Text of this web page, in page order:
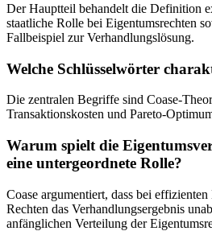
Der Hauptteil behandelt die Definition
staatliche Rolle bei Eigentumsrechten
Fallbeispiel zur Verhandlungslösung.
Welche Schlüsselwörter
Die zentralen Begriffe sind Coase-
Transaktionskosten und Pareto-
Warum spielt die
eine untergeordnete Rolle?
Coase argumentiert, dass bei
Rechten das Verhandlungsergebnis
anfänglichen Verteilung der